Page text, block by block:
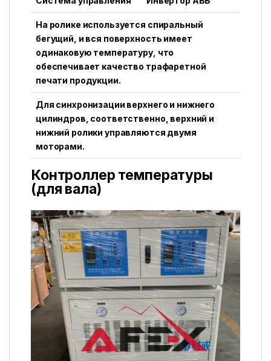
На ролике используется спиральный
бегущий, и вся поверхность имеет
одинаковую температуру, что
обеспечивает качество трафаретной
печати продукции.
Для синхронизации верхнего и нижнего
цилиндров, соответственно, верхний и
нижний ролики управляются двумя
моторами.
Контроллер температуры
(для вала)